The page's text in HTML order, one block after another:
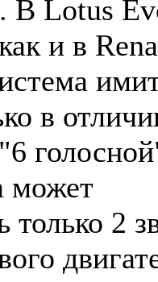
В Lotus
и в
в
может
только 2